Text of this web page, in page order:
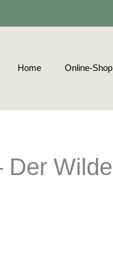
Home Online-Shop
Der Wilde